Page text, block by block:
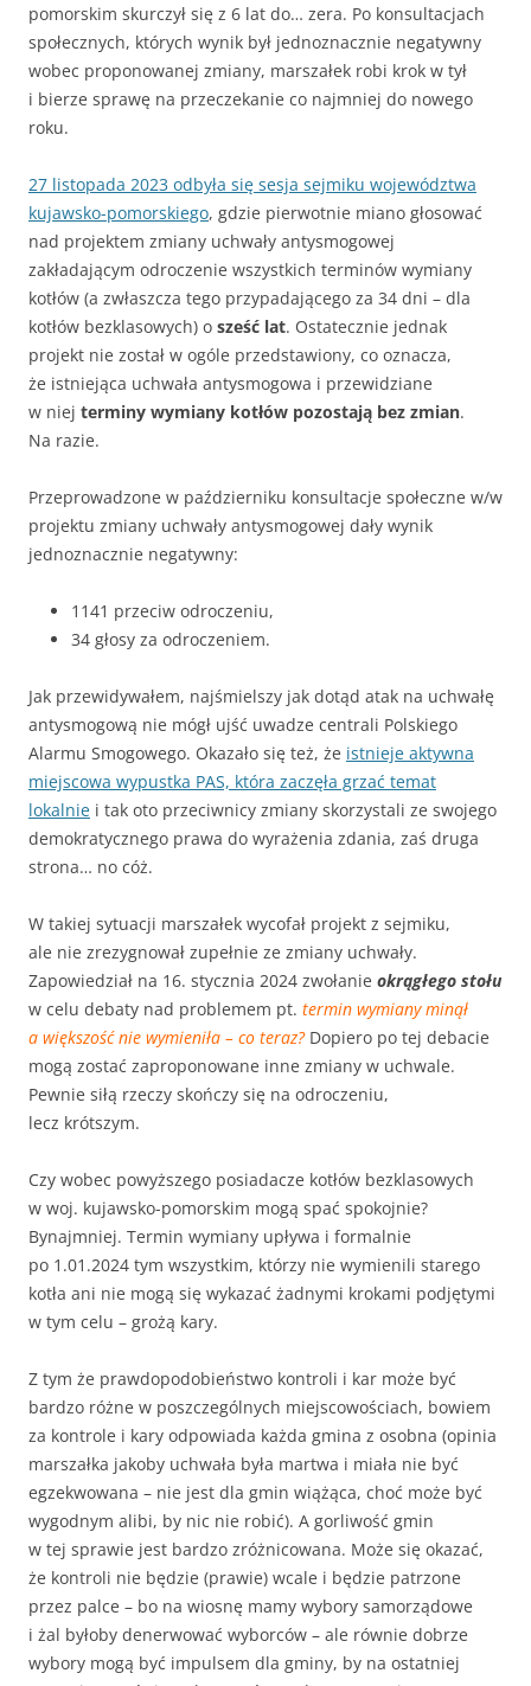
pomorskim skurczył się z 6 lat do… zera. Po konsultacjach
społecznych, których wynik był jednoznacznie negatywny
wobec proponowanej zmiany, marszałek robi krok w tył
i bierze sprawę na przeczekanie co najmniej do nowego
roku.
27 listopada 2023 odbyła się sesja sejmiku województwa
kujawsko-pomorskiego, gdzie pierwotnie miano głosować
nad projektem zmiany uchwały antysmogowej
zakładającym odroczenie wszystkich terminów wymiany
kotłów (a zwłaszcza tego przypadającego za 34 dni – dla
kotłów bezklasowych) o sześć lat. Ostatecznie jednak
projekt nie został w ogóle przedstawiony, co oznacza,
że istniejąca uchwała antysmogowa i przewidziane
w niej terminy wymiany kotłów pozostają bez zmian.
Na razie.
Przeprowadzone w październiku konsultacje społeczne w/w
projektu zmiany uchwały antysmogowej dały wynik
jednoznacznie negatywny:
1141 przeciw odroczeniu,
34 głosy za odroczeniem.
Jak przewidywałem, najśmielszy jak dotąd atak na uchwałę
antysmogową nie mógł ujść uwadze centrali Polskiego
Alarmu Smogowego. Okazało się też, że istnieje aktywna
miejscowa wypustka PAS, która zaczęła grzać temat
lokalnie i tak oto przeciwnicy zmiany skorzystali ze swojego
demokratycznego prawa do wyrażenia zdania, zaś druga
strona… no cóż.
W takiej sytuacji marszałek wycofał projekt z sejmiku,
ale nie zrezygnował zupełnie ze zmiany uchwały.
Zapowiedział na 16. stycznia 2024 zwołanie okrągłego stołu
w celu debaty nad problemem pt. termin wymiany minął
a większość nie wymieniła – co teraz? Dopiero po tej debacie
mogą zostać zaproponowane inne zmiany w uchwale.
Pewnie siłą rzeczy skończy się na odroczeniu,
lecz krótszym.
Czy wobec powyższego posiadacze kotłów bezklasowych
w woj. kujawsko-pomorskim mogą spać spokojnie?
Bynajmniej. Termin wymiany upływa i formalnie
po 1.01.2024 tym wszystkim, którzy nie wymienili starego
kotła ani nie mogą się wykazać żadnymi krokami podjętymi
w tym celu – grożą kary.
Z tym że prawdopodobieństwo kontroli i kar może być
bardzo różne w poszczególnych miejscowościach, bowiem
za kontrole i kary odpowiada każda gmina z osobna (opinia
marszałka jakoby uchwała była martwa i miała nie być
egzekwowana – nie jest dla gmin wiążąca, choć może być
wygodnym alibi, by nic nie robić). A gorliwość gmin
w tej sprawie jest bardzo zróżnicowana. Może się okazać,
że kontroli nie będzie (prawie) wcale i będzie patrzone
przez palce – bo na wiosnę mamy wybory samorządowe
i żal byłoby denerwować wyborców – ale równie dobrze
wybory mogą być impulsem dla gminy, by na ostatniej